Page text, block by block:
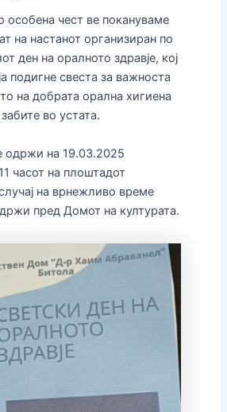
особена чест ве покануваме
на настанот организиран по
ден на оралното здравје, кој
подигне свеста за важноста
на добрата орална хигиена
во устата.
одржи на 19.03.2025
часот на плоштадот
на врнежливо време
пред Домот на културата.